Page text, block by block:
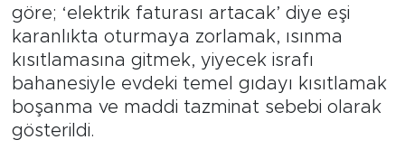
göre; ‘elektrik faturası artacak’ diye eşi
karanlıkta oturmaya zorlamak, ısınma
kısıtlamasına gitmek, yiyecek israfı
bahanesiyle evdeki temel gıdayı kısıtlamak
boşanma ve maddi tazminat sebebi olarak
gösterildi.
Öncü TV İzle
Haber Arşivi